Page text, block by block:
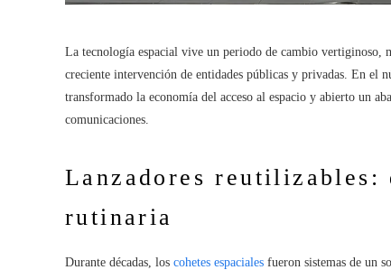
La tecnología espacial vive un periodo de cambio vertiginoso,
creciente intervención de entidades públicas y privadas. En el
transformado la economía del acceso al espacio y abierto un
comunicaciones.
Lanzadores reutilizables:
rutinaria
Durante décadas, los cohetes espaciales fueron sistemas de un